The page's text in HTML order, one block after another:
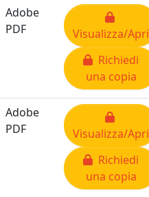
Adobe
PDF
Visualizza/Apri
Richiedi
una copia
Adobe
PDF
Visualizza/Apri
Richiedi
una copia